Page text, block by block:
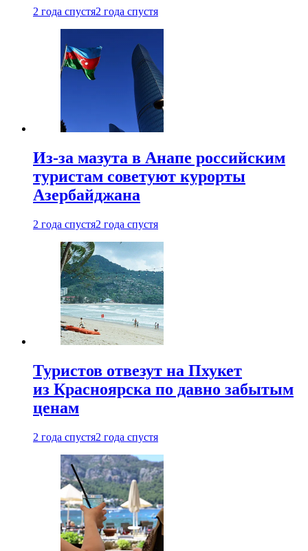
2 года спустя2 года спустя
Из-за мазута в Анапе российским
туристам советуют курорты
Азербайджана
2 года спустя2 года спустя
Туристов отвезут на Пхукет
из Красноярска по давно забытым
ценам
2 года спустя2 года спустя